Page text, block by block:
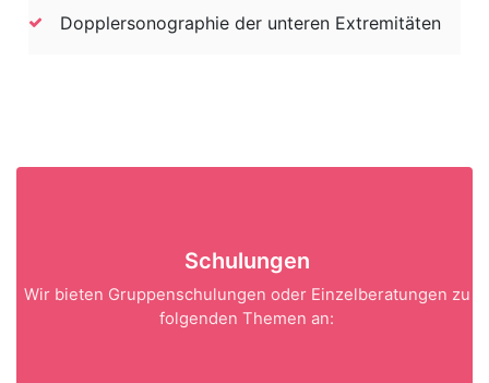
Dopplersonographie der unteren Extremitäten
Schulungen
Wir bieten Gruppenschulungen oder Einzelberatungen zu
folgenden Themen an: